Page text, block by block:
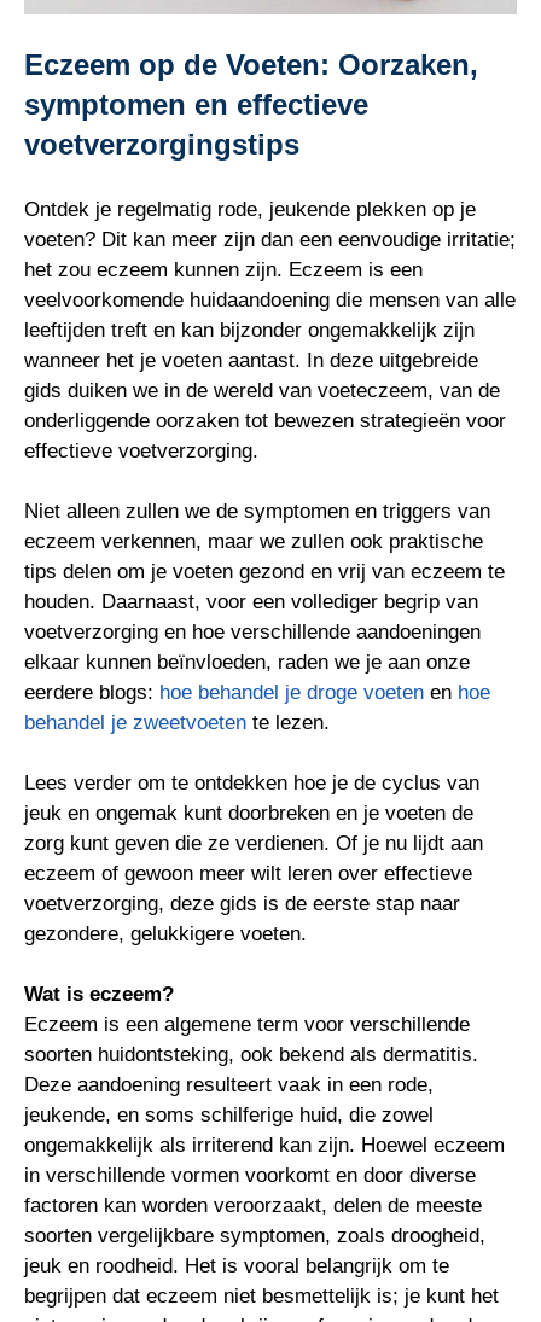
Eczeem op de Voeten: Oorzaken,
symptomen en effectieve
voetverzorgingstips
Ontdek je regelmatig rode, jeukende plekken op je
voeten? Dit kan meer zijn dan een eenvoudige irritatie;
het zou eczeem kunnen zijn. Eczeem is een
veelvoorkomende huidaandoening die mensen van alle
leeftijden treft en kan bijzonder ongemakkelijk zijn
wanneer het je voeten aantast. In deze uitgebreide
gids duiken we in de wereld van voeteczeem, van de
onderliggende oorzaken tot bewezen strategieën voor
effectieve voetverzorging.
Niet alleen zullen we de symptomen en triggers van
eczeem verkennen, maar we zullen ook praktische
tips delen om je voeten gezond en vrij van eczeem te
houden. Daarnaast, voor een vollediger begrip van
voetverzorging en hoe verschillende aandoeningen
elkaar kunnen beïnvloeden, raden we je aan onze
eerdere blogs: hoe behandel je droge voeten en hoe
behandel je zweetvoeten te lezen.
Lees verder om te ontdekken hoe je de cyclus van
jeuk en ongemak kunt doorbreken en je voeten de
zorg kunt geven die ze verdienen. Of je nu lijdt aan
eczeem of gewoon meer wilt leren over effectieve
voetverzorging, deze gids is de eerste stap naar
gezondere, gelukkigere voeten.
Wat is eczeem?
Eczeem is een algemene term voor verschillende
soorten huidontsteking, ook bekend als dermatitis.
Deze aandoening resulteert vaak in een rode,
jeukende, en soms schilferige huid, die zowel
ongemakkelijk als irriterend kan zijn. Hoewel eczeem
in verschillende vormen voorkomt en door diverse
factoren kan worden veroorzaakt, delen de meeste
soorten vergelijkbare symptomen, zoals droogheid,
jeuk en roodheid. Het is vooral belangrijk om te
begrijpen dat eczeem niet besmettelijk is; je kunt het